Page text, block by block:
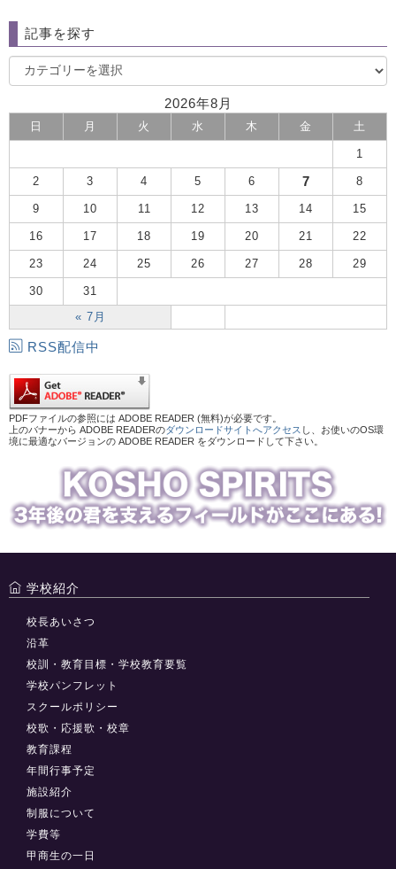
記事を探す
2026年8月
日 月 火 水 木 金 土
« 7月
1
2 3 4 5 6 7 8
9 10 11 12 13 14 15
16 17 18 19 20 21 22
23 24 25 26 27 28 29
30 31
RSS配信中
PDFファイルの参照には ADOBE READER (無料)が必要です。
上のバナーから ADOBE READERのダウンロードサイトへアクセス し、お使いのOS環
境に最適なバージョンの ADOBE READER をダウンロードして下さい。
学校紹介
校長あいさつ
沿革
校訓・教育目標・学校教育要覧
学校パンフレット
スクールポリシー
校歌・応援歌・校章
教育課程
年間行事予定
施設紹介
制服について
学費等
甲商生の一日